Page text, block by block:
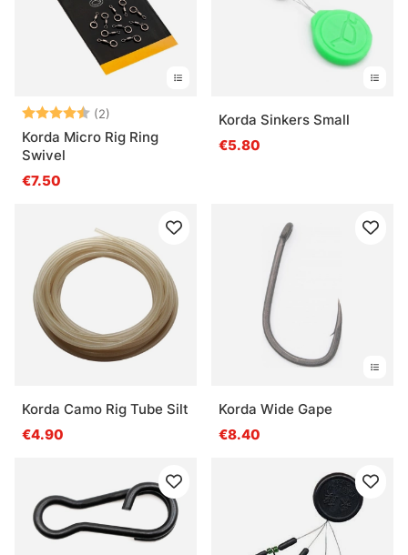
Beoordeling:
(2)
Korda Micro Rig Ring
Swivel
€7.50
Korda Sinkers Small
€5.80
Korda Camo Rig Tube Silt
€4.90
Korda Wide Gape
€8.40